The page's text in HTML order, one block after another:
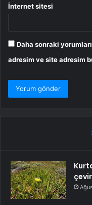
İnternet sitesi
Daha sonraki
adresim ve site adresim